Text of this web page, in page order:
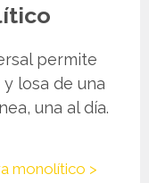
permite
losa de una
una al día.
monolítico >